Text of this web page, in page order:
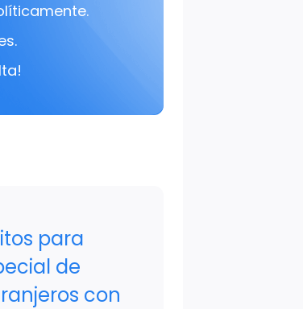
para
de
con